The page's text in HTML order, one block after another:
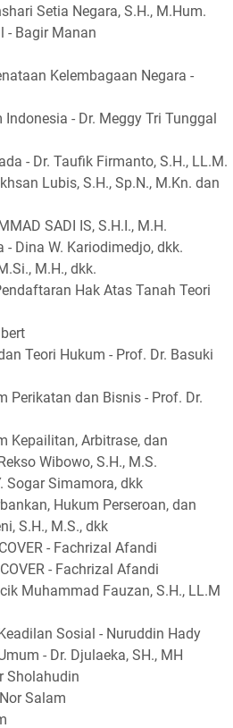
Setia Negara, S.H., M.Hum.
- Bagir Manan
Kelembagaan Negara -
- Dr. Meggy Tri Tunggal
- Dr. Taufik Firmanto, S.H., LL.M.
Lubis, S.H., Sp.N., M.Kn. dan
SADI IS, S.H.I., M.H.
Dina W. Kariodimedjo, dkk.
M.H., dkk.
Hak Atas Tanah Teori
Teori Hukum - Prof. Dr. Basuki
Perikatan dan Bisnis - Prof. Dr.
Kepailitan, Arbitrase, dan
Wibowo, S.H., M.S.
Sogar Simamora, dkk
Hukum Perseroan, dan
S.H., M.S., dkk
- Fachrizal Afandi
- Fachrizal Afandi
Muhammad Fauzan, S.H., LL.M
Sosial - Nuruddin Hady
- Dr. Djulaeka, SH., MH
Sholahudin
Salam